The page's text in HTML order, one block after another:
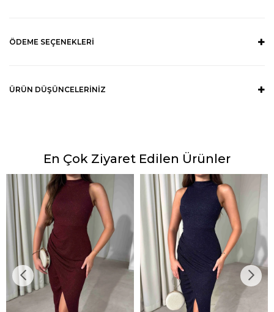
ÖDEME SEÇENEKLERI
ÜRÜN DÜŞÜNCELERINIZ
En Çok Ziyaret Edilen Ürünler